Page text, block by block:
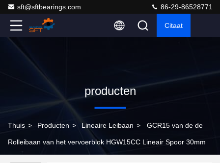
sft@sftbearings.com 86-29-86528771
Citaat
producten
Thuis > Producten > Lineaire Leibaan > GCR15 van de de
Rolleibaan van het vervoerblok HGW15CC Lineair Spoor 30mm